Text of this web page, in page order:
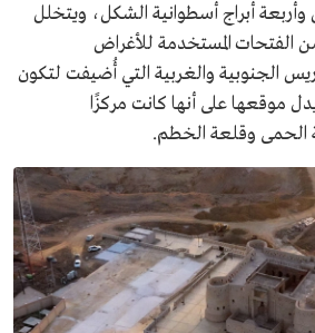
أبراج أسطوانية الشكل، ويتخلل
من الفتحات المستخدمة للأغراض
الجنوبية والغربية التي أُضيفت لتكون
موقعها على أنها كانت مركزًا
الحمى وقلعة الخطم.